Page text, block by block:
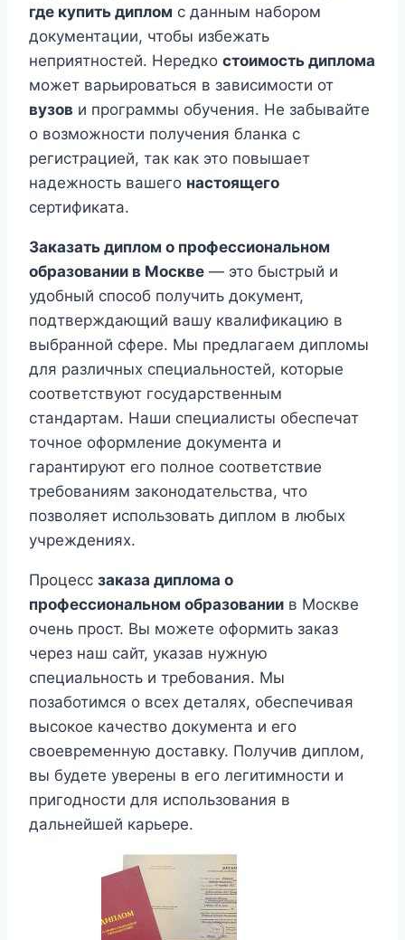
где купить диплом с данным набором
документации, чтобы избежать
неприятностей. Нередко стоимость диплома
может варьироваться в зависимости от
вузов и программы обучения. Не забывайте
о возможности получения бланка с
регистрацией, так как это повышает
надежность вашего настоящего
сертификата.
Заказать диплом о профессиональном
образовании в Москве — это быстрый и
удобный способ получить документ,
подтверждающий вашу квалификацию в
выбранной сфере. Мы предлагаем дипломы
для различных специальностей, которые
соответствуют государственным
стандартам. Наши специалисты обеспечат
точное оформление документа и
гарантируют его полное соответствие
требованиям законодательства, что
позволяет использовать диплом в любых
учреждениях.
Процесс заказа диплома о
профессиональном образовании в Москве
очень прост. Вы можете оформить заказ
через наш сайт, указав нужную
специальность и требования. Мы
позаботимся о всех деталях, обеспечивая
высокое качество документа и его
своевременную доставку. Получив диплом,
вы будете уверены в его легитимности и
пригодности для использования в
дальнейшей карьере.